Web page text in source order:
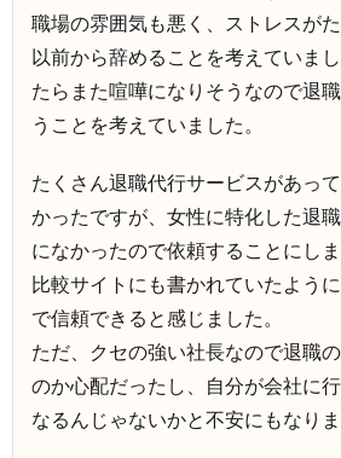
職場の雰囲気も悪く、ストレスがた
以前から辞めることを考えていま
たらまた喧嘩になりそうなので退
うことを考えていました。
たくさん退職代行サービスがあっ
かったですが、女性に特化した退
になかったので依頼することにしま
比較サイトにも書かれていたよう
で信頼できると感じました。
ただ、クセの強い社長なので退職
のか心配だったし、自分が会社に
なるんじゃないかと不安にもなりま